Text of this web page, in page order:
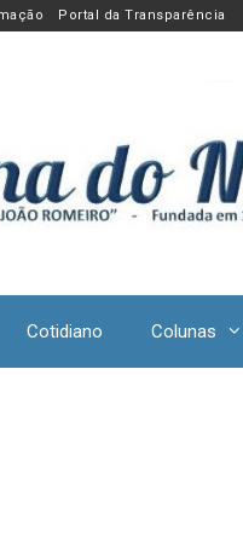
Portal da Transparência
Cotidiano Colunas